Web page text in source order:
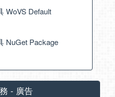
WoVS Default
NuGet Package
- 廣告